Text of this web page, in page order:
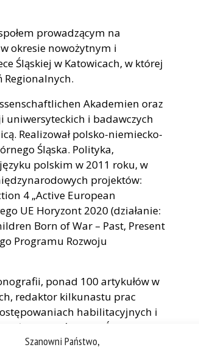
Szanowni Państwo,
prowadzącym na
okresie nowożytnym i
Śląskiej w Katowicach, w której
Regionalnych.
Akademien oraz
uniwersyteckich i badawczych
Realizował polsko-niemiecko-
Śląska. Polityka,
polskim w 2011 roku, w
projektów:
4 „Active European
UE Horyzont 2020 (działanie:
Born of War – Past, Present
Programu Rozwoju
ponad 100 artykułów w
redaktor kilkunastu prac
habilitacyjnych i
zaliczyć: Górny Śląsk
narodowej a